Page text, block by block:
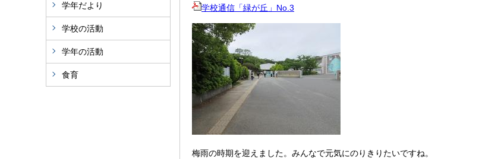
学年だより
学校の活動
学年の活動
食育
学校通信「緑が丘」No.3
梅雨の時期を迎えました。みんなで元気にのりきりたいですね。